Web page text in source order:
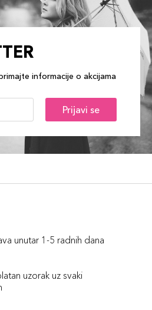
informacije o akcijama
Prijavi se
unutar 1-5 radnih dana
uzorak uz svaki